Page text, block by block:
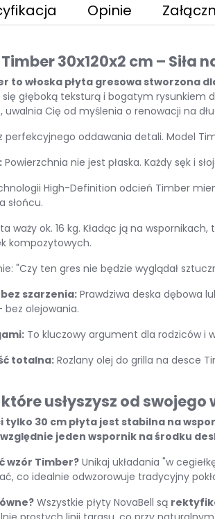
Opinie
30x120x2 cm – Siła
to włoska płyta gresowa
głęboką teksturą i bogatym rysunkiem
Cię od myślenia o renowacji na
z perfekcyjnego oddawania detali. Model
Powierzchnia nie jest płaska. Każdy sęk i
High-Definition odcień Timber
słońcu.
waży ok. 16 kg. Kładąc ją na
kompozytowych.
"Czy ten gres nie będzie wyglądał
szarzenia:Prawdziwa deska dębowa
bez olejowania.
To kluczowy argument dla rodziców i
totalna:Rozlany olej do grilla na desce
które usłyszysz od
tylko 30 cm płyta jest stabilna na
jeden wspornik na środku
wzór Timber? Unikaj układania "w
co idealnie odwzorowuje tradycyjny
Wszystkie płyty NovaBell są